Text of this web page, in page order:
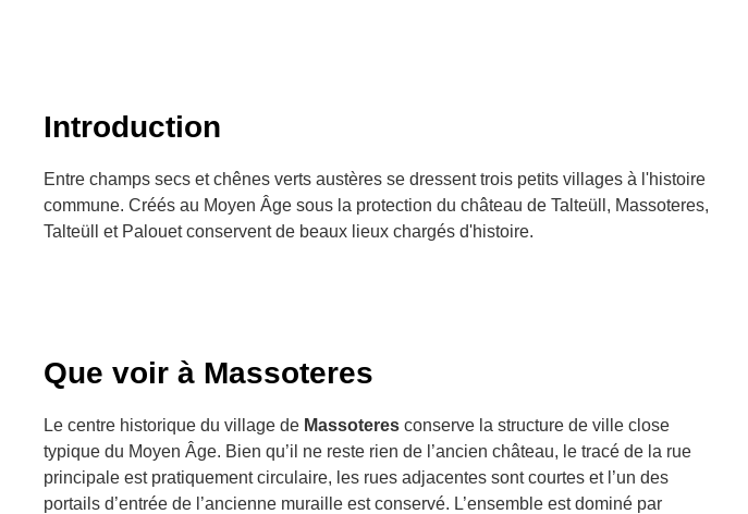
Introduction
Entre champs secs et chênes verts austères se dressent trois petits villages à l'histoire
commune. Créés au Moyen Âge sous la protection du château de Talteüll, Massoteres,
Talteüll et Palouet conservent de beaux lieux chargés d'histoire.
Que voir à Massoteres
Le centre historique du village de Massoteres conserve la structure de ville close
typique du Moyen Âge. Bien qu’il ne reste rien de l’ancien château, le tracé de la rue
principale est pratiquement circulaire, les rues adjacentes sont courtes et l’un des
portails d’entrée de l’ancienne muraille est conservé. L’ensemble est dominé par